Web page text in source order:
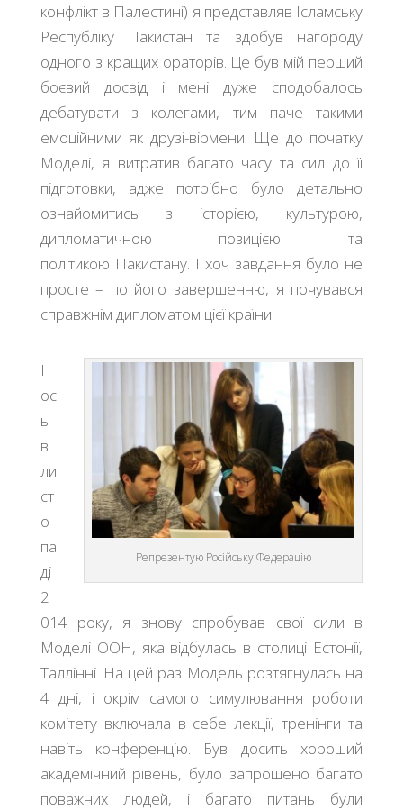
конфлікт в Палестині) я представляв Ісламську
Республіку Пакистан та здобув нагороду
одного з кращих ораторів. Це був мій перший
боєвий досвід і мені дуже сподобалось
дебатувати з колегами, тим паче такими
емоційними як друзі-вірмени. Ще до початку
Моделі, я витратив багато часу та сил до її
підготовки, адже потрібно було детально
ознайомитись з історією, культурою,
дипломатичною позицією та
політикою Пакистану. І хоч завдання було не
просте – по його завершенню, я почувався
справжнім дипломатом цієї країни.
Репрезентую Російську Федерацію
І
ос
ь
в
ли
ст
о
па
ді
2
014 року, я знову спробував свої сили в
Моделі ООН, яка відбулась в столиці Естонії,
Таллінні. На цей раз Модель розтягнулась на
4 дні, і окрім самого симулювання роботи
комітету включала в себе лекції, тренінги та
навіть конференцію. Був досить хороший
академічний рівень, було запрошено багато
поважних людей, і багато питань були